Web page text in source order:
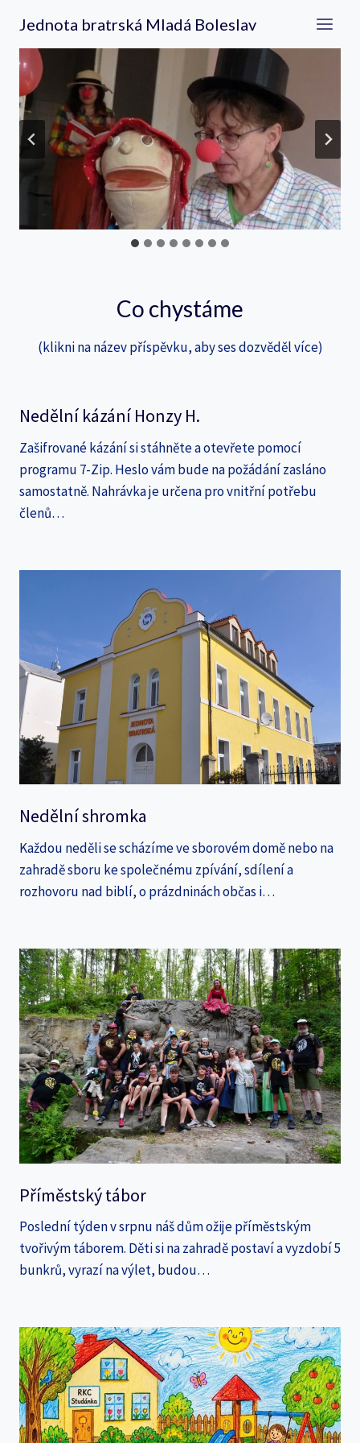
obsah
Jednota bratrská Mladá Boleslav
Co chystáme
(klikni na název příspěvku, aby ses dozvěděl více)
Nedělní kázání Honzy H.
Zašifrované kázání si stáhněte a otevřete pomocí
programu 7-Zip. Heslo vám bude na požádání zasláno
samostatně. Nahrávka je určena pro vnitřní potřebu
členů…
Nedělní shromka
Každou neděli se scházíme ve sborovém domě nebo na
zahradě sboru ke společnému zpívání, sdílení a
rozhovoru nad biblí, o prázdninách občas i…
Příměstský tábor
Poslední týden v srpnu náš dům ožije příměstským
tvořivým táborem. Děti si na zahradě postaví a vyzdobí 5
bunkrů, vyrazí na výlet, budou…